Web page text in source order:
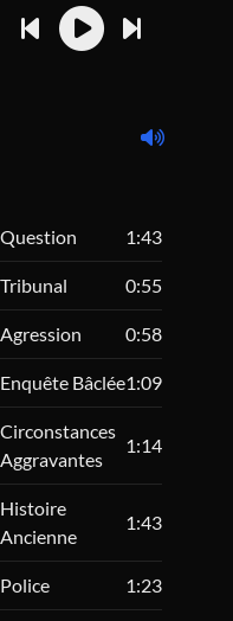
Question 1:43
Tribunal 0:55
Agression 0:58
Enquête Bâclée1:09
Circonstances
Aggravantes
1:14
Histoire
Ancienne
1:43
Police 1:23